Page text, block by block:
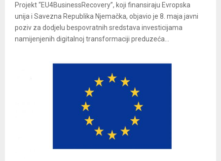
Projekt “EU4BusinessRecovery”, koji finansiraju Evropska
unija i Savezna Republika Njemačka, objavio je 8. maja javni
poziv za dodjelu bespovratnih sredstava investicijama
namijenjenih digitalnoj transformaciji preduzeća...